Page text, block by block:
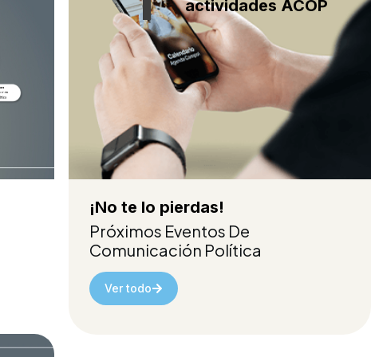
actividades ACOP
¡No te lo pierdas!
Próximos Eventos De
Comunicación Política
Ver todo